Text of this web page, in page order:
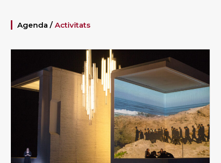
Agenda /Activitats